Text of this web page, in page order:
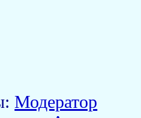
Модератор